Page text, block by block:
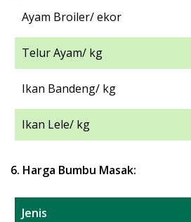
Ayam Broiler/ ekor
Telur Ayam/ kg
Ikan Bandeng/ kg
Ikan Lele/ kg
6. Harga Bumbu Masak:
Jenis